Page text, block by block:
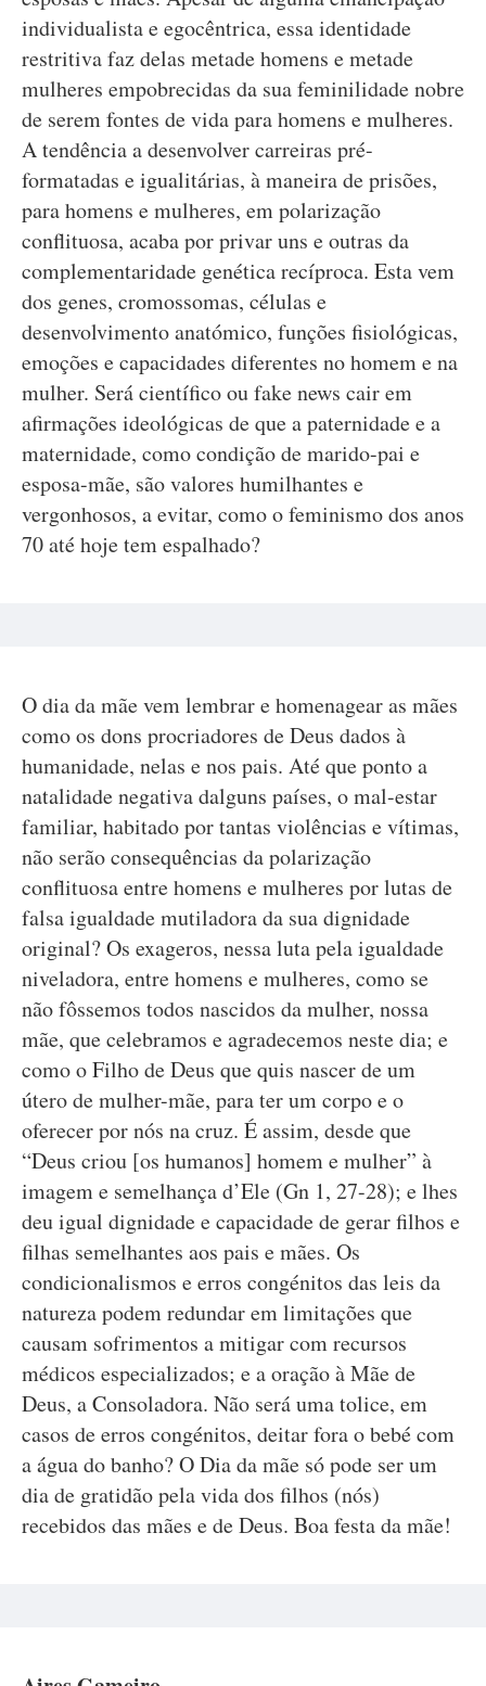
individualista e egocêntrica, essa identidade
restritiva faz delas metade homens e metade
mulheres empobrecidas da sua feminilidade nobre
de serem fontes de vida para homens e mulheres.
A tendência a desenvolver carreiras pré-
formatadas e igualitárias, à maneira de prisões,
para homens e mulheres, em polarização
conflituosa, acaba por privar uns e outras da
complementaridade genética recíproca. Esta vem
dos genes, cromossomas, células e
desenvolvimento anatómico, funções fisiológicas,
emoções e capacidades diferentes no homem e na
mulher. Será científico ou fake news cair em
afirmações ideológicas de que a paternidade e a
maternidade, como condição de marido-pai e
esposa-mãe, são valores humilhantes e
vergonhosos, a evitar, como o feminismo dos anos
70 até hoje tem espalhado?
O dia da mãe vem lembrar e homenagear as mães
como os dons procriadores de Deus dados à
humanidade, nelas e nos pais. Até que ponto a
natalidade negativa dalguns países, o mal-estar
familiar, habitado por tantas violências e vítimas,
não serão consequências da polarização
conflituosa entre homens e mulheres por lutas de
falsa igualdade mutiladora da sua dignidade
original? Os exageros, nessa luta pela igualdade
niveladora, entre homens e mulheres, como se
não fôssemos todos nascidos da mulher, nossa
mãe, que celebramos e agradecemos neste dia; e
como o Filho de Deus que quis nascer de um
útero de mulher-mãe, para ter um corpo e o
oferecer por nós na cruz. É assim, desde que
“Deus criou [os humanos] homem e mulher” à
imagem e semelhança d’Ele (Gn 1, 27-28); e lhes
deu igual dignidade e capacidade de gerar filhos e
filhas semelhantes aos pais e mães. Os
condicionalismos e erros congénitos das leis da
natureza podem redundar em limitações que
causam sofrimentos a mitigar com recursos
médicos especializados; e a oração à Mãe de
Deus, a Consoladora. Não será uma tolice, em
casos de erros congénitos, deitar fora o bebé com
a água do banho? O Dia da mãe só pode ser um
dia de gratidão pela vida dos filhos (nós)
recebidos das mães e de Deus. Boa festa da mãe!